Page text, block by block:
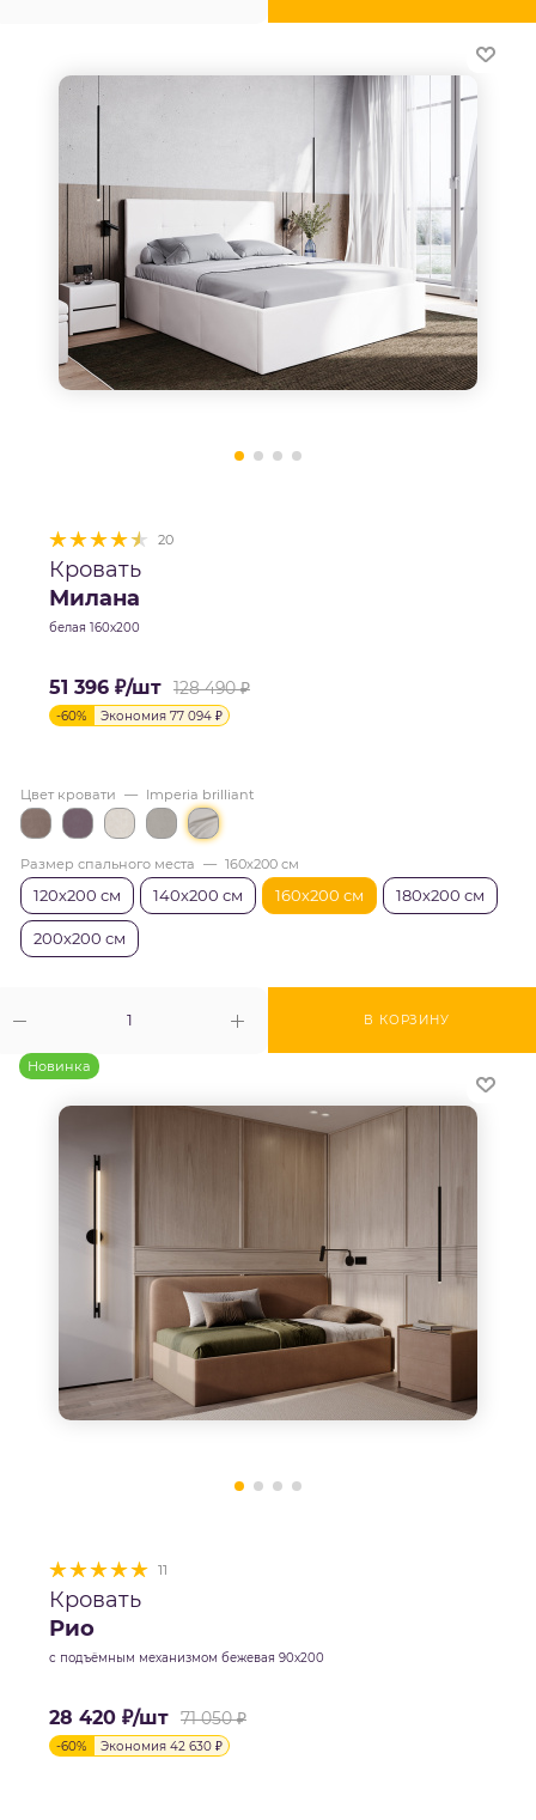
20
Кровать
Милана
белая 160х200
51 396 ₽/шт 128 490₽
-60% Экономия 77 094 ₽
В КОРЗИНУ
Цвет кровати — Imperia brilliant
Размер спального места — 160х200 см
120х200 см 140х200 см 160х200 см 180х200 см
200х200 см
Новинка
11
Кровать
Рио
с подъёмным механизмом бежевая 90х200
28 420 ₽/шт 71 050₽
-60% Экономия 42 630 ₽